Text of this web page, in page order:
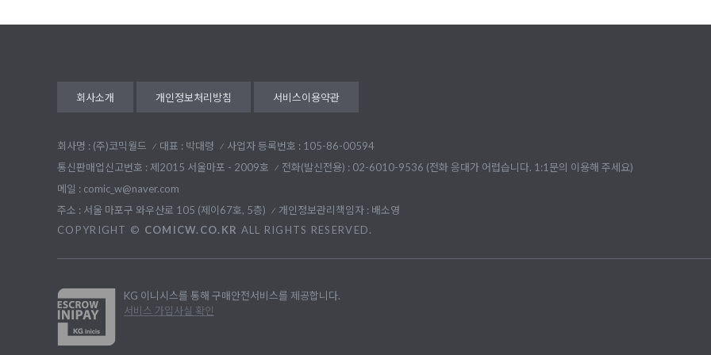
회사소개 개인정보처리방침 서비스이용약관
회사명 : (주)코믹월드 대표 : 박대령
사업자 등록번호 : 105-86-00594
통신판매업신고번호 : 제2015 서울마포 - 2009호
전화(발신전용) : 02-6010-9536 (전화 응대가 어렵습니다. 1:1문의 이용해 주세요)
메일 : comic_w@naver.com
주소 : 서울 마포구 와우산로 105 (제이67호, 5층)
개인정보관리책임자 : 배소영
COPYRIGHT © COMICW.CO.KR ALL RIGHTS RESERVED.
KG 이니시스를 통해 구매안전서비스를 제공합니다.
서비스 가입사실 확인